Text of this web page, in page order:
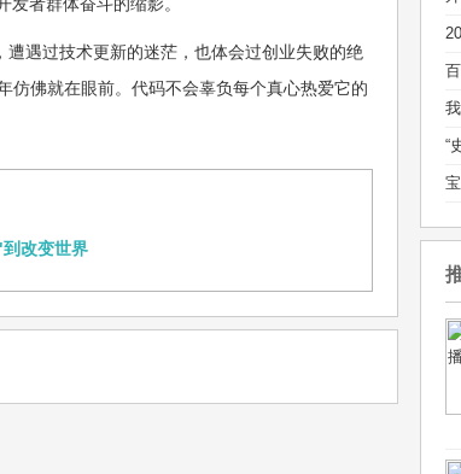
遇过技术更新的迷茫，也体会过创业失败的绝
仿佛就在眼前。代码不会辜负每个真心热爱它的
改变世界